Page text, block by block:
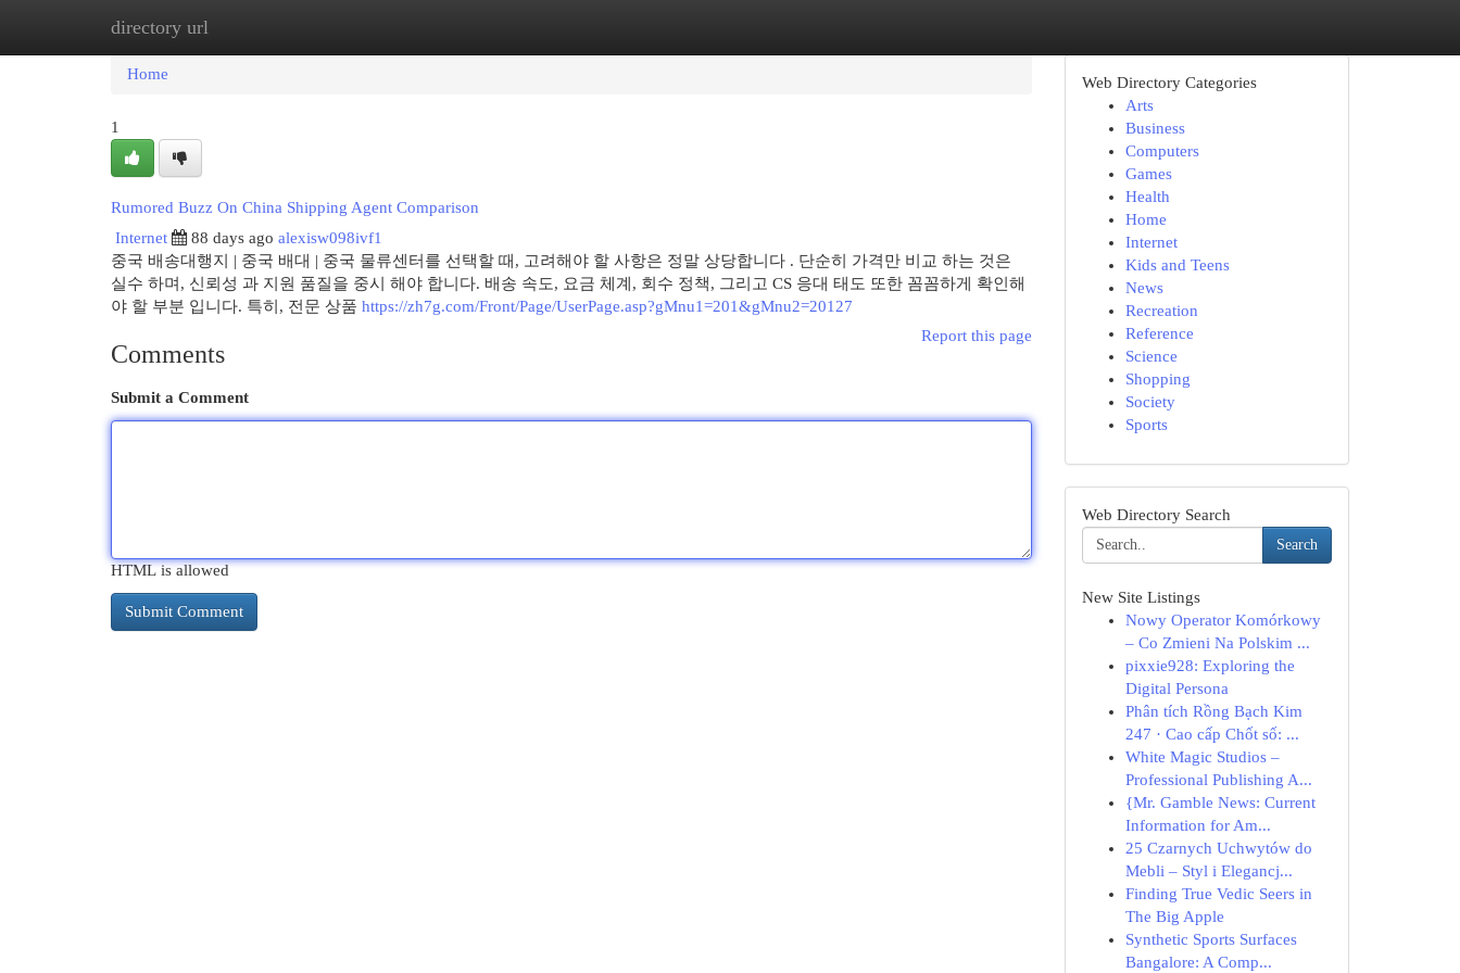
directory url
Home
Home
1
Rumored Buzz On China Shipping Agent Comparison
Internet
88 days ago alexisw098ivf1
중국 배송대행지 | 중국 배대 | 중국 물류센터를 선택할 때, 고려해야 할 사항은 정말 상당합니다 . 단순히 가격만 비교 하는 것은
실수 하며, 신뢰성 과 지원 품질을 중시 해야 합니다. 배송 속도, 요금 체계, 회수 정책, 그리고 CS 응대 태도 또한 꼼꼼하게 확인해
야 할 부분 입니다. 특히, 전문 상품 https://zh7g.com/Front/Page/UserPage.asp?gMnu1=201&gMnu2=20127
Report this page
Comments
Submit a Comment
HTML is allowed
Web Directory Categories
Arts
Business
Computers
Games
Health
Home
Internet
Kids and Teens
News
Recreation
Reference
Science
Shopping
Society
Sports
Web Directory Search
Search
New Site Listings
Nowy Operator Komórkowy
– Co Zmieni Na Polskim ...
pixxie928: Exploring the
Digital Persona
Phân tích Rồng Bạch Kim
247 · Cao cấp Chốt số: ...
White Magic Studios –
Professional Publishing A...
{Mr. Gamble News: Current
Information for Am...
25 Czarnych Uchwytów do
Mebli – Styl i Elegancj...
Finding True Vedic Seers in
The Big Apple
Synthetic Sports Surfaces
Bangalore: A Comp...